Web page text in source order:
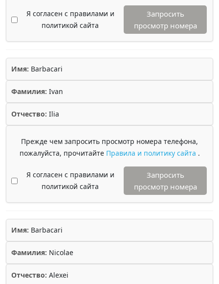
Я согласен с правилами и
политикой сайта
Запросить
просмотр номера
Имя: Barbacari
Фамилия: Ivan
Отчество: Ilia
Прежде чем запросить просмотр номера телефона,
пожалуйста, прочитайте Правила и политику сайта .
Я согласен с правилами и
политикой сайта
Запросить
просмотр номера
Имя: Barbacari
Фамилия: Nicolae
Отчество: Alexei